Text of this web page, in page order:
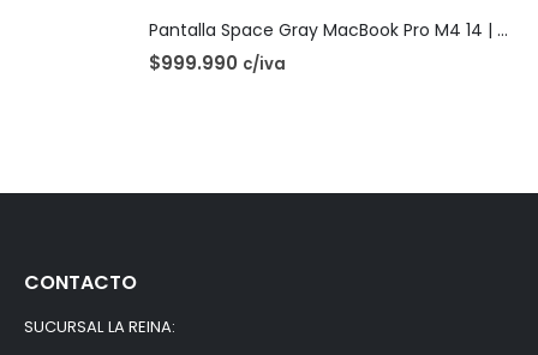
Pantalla Space Gray MacBook Pro M4 14 | A3112 (2024)
$999.990 c/iva
CONTACTO
SUCURSAL LA REINA: